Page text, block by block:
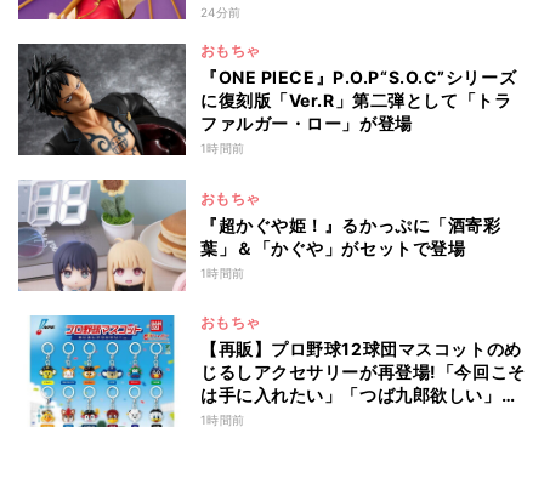
24分前
おもちゃ
『ONE PIECE』P.O.P“S.O.C”シリーズ
に復刻版「Ver.R」第二弾として「トラ
ファルガー・ロー」が登場
1時間前
おもちゃ
『超かぐや姫！』るかっぷに「酒寄彩
葉」＆「かぐや」がセットで登場
1時間前
おもちゃ
【再販】プロ野球12球団マスコットのめ
じるしアクセサリーが再登場!「今回こそ
は手に入れたい」「つば九郎欲しい」と
話題
1時間前